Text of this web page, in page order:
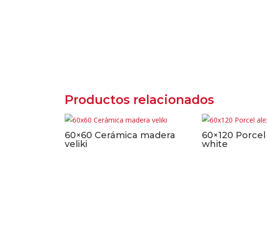
Productos relacionados
60×60 Cerámica madera
veliki
60×120
white